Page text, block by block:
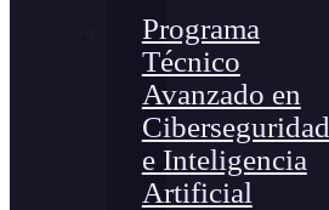
Programa
Técnico
Avanzado en
Ciberseguridad
e Inteligencia
Artificial